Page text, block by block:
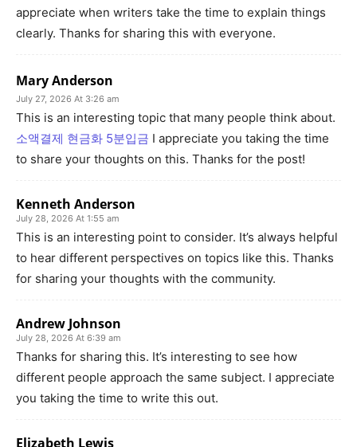
appreciate when writers take the time to explain things
clearly. Thanks for sharing this with everyone.
Mary Anderson
July 27, 2026 At 3:26 am
This is an interesting topic that many people think about.
소액결제 현금화 5분입금 I appreciate you taking the time
to share your thoughts on this. Thanks for the post!
Kenneth Anderson
July 28, 2026 At 1:55 am
This is an interesting point to consider. It’s always helpful
to hear different perspectives on topics like this. Thanks
for sharing your thoughts with the community.
Andrew Johnson
July 28, 2026 At 6:39 am
Thanks for sharing this. It’s interesting to see how
different people approach the same subject. I appreciate
you taking the time to write this out.
Elizabeth Lewis